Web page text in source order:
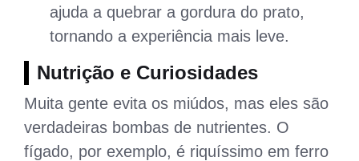
ajuda a quebrar a gordura do prato,
tornando a experiência mais leve.
Nutrição e Curiosidades
Muita gente evita os miúdos, mas eles são
verdadeiras bombas de nutrientes. O
fígado, por exemplo, é riquíssimo em ferro